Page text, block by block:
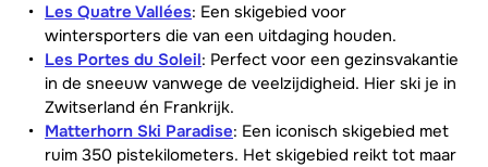
Les Quatre Vallées: Een skigebied voor
wintersporters die van een uitdaging houden.
Les Portes du Soleil: Perfect voor een gezinsvakantie
in de sneeuw vanwege de veelzijdigheid. Hier ski je in
Zwitserland én Frankrijk.
Matterhorn Ski Paradise: Een iconisch skigebied met
ruim 350 pistekilometers. Het skigebied reikt tot maar